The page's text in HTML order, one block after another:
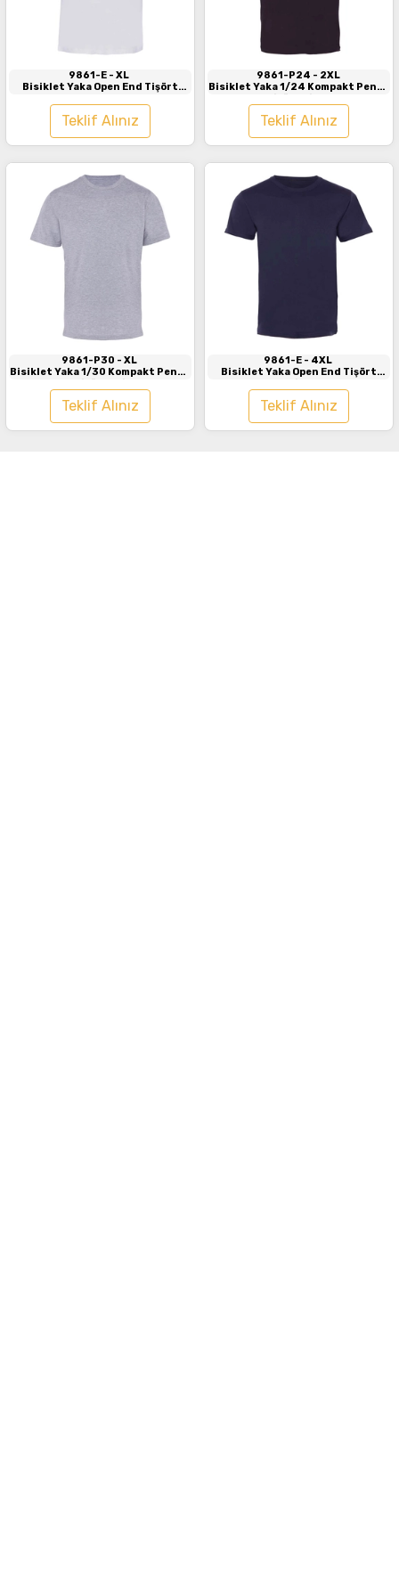
9861-E - XL
Bisiklet Yaka Open End Tişört
Teklif Alınız
9861-P24 - 2XL
Bisiklet Yaka 1/24 Kompakt Penye
Teklif Alınız
9861-P30 - XL
Bisiklet Yaka 1/30 Kompakt Penye
Tişört Gri
Teklif Alınız
9861-E - 4XL
Bisiklet Yaka Open End Tişört
Lacivert
Teklif Alınız